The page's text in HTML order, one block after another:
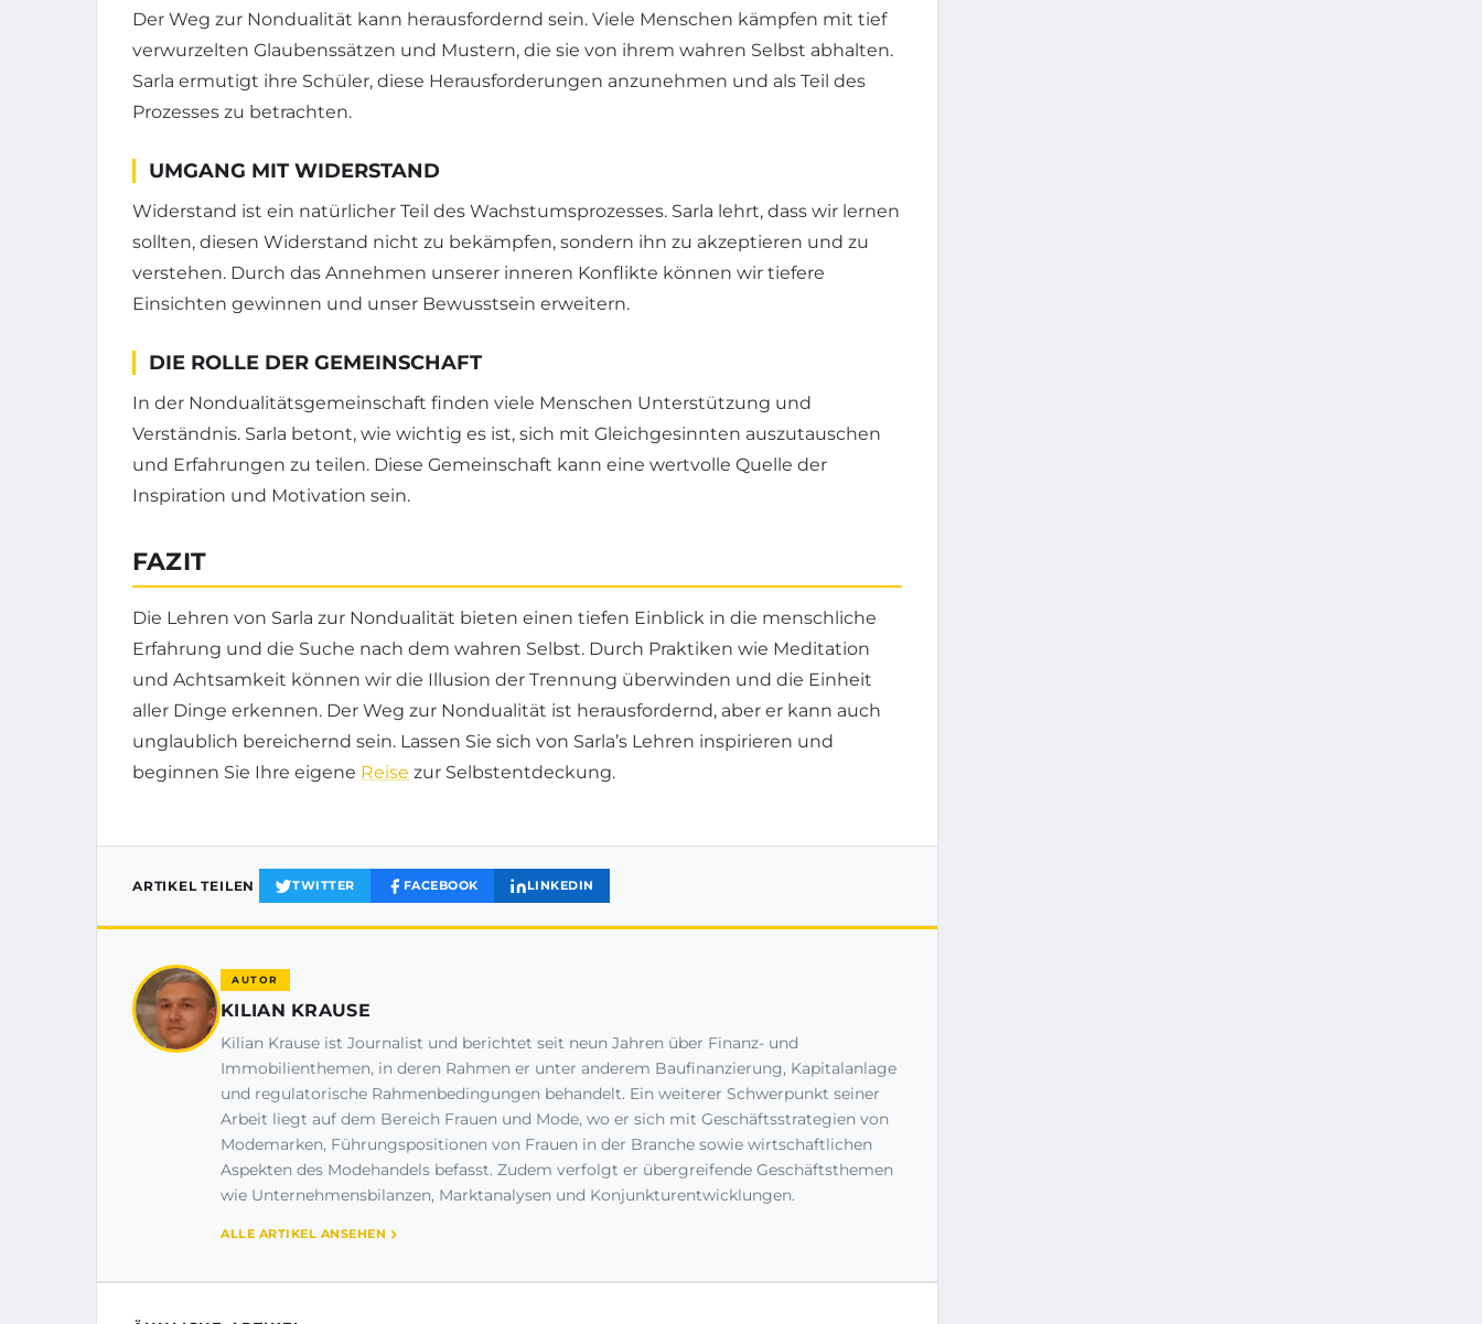
Der Weg zur Nondualität kann herausfordernd sein. Viele Menschen kämpfen mit tief
verwurzelten Glaubenssätzen und Mustern, die sie von ihrem wahren Selbst abhalten.
Sarla ermutigt ihre Schüler, diese Herausforderungen anzunehmen und als Teil des
Prozesses zu betrachten.
UMGANG MIT WIDERSTAND
Widerstand ist ein natürlicher Teil des Wachstumsprozesses. Sarla lehrt, dass wir lernen
sollten, diesen Widerstand nicht zu bekämpfen, sondern ihn zu akzeptieren und zu
verstehen. Durch das Annehmen unserer inneren Konflikte können wir tiefere
Einsichten gewinnen und unser Bewusstsein erweitern.
DIE ROLLE DER GEMEINSCHAFT
In der Nondualitätsgemeinschaft finden viele Menschen Unterstützung und
Verständnis. Sarla betont, wie wichtig es ist, sich mit Gleichgesinnten auszutauschen
und Erfahrungen zu teilen. Diese Gemeinschaft kann eine wertvolle Quelle der
Inspiration und Motivation sein.
FAZIT
Die Lehren von Sarla zur Nondualität bieten einen tiefen Einblick in die menschliche
Erfahrung und die Suche nach dem wahren Selbst. Durch Praktiken wie Meditation
und Achtsamkeit können wir die Illusion der Trennung überwinden und die Einheit
aller Dinge erkennen. Der Weg zur Nondualität ist herausfordernd, aber er kann auch
unglaublich bereichernd sein. Lassen Sie sich von Sarla’s Lehren inspirieren und
beginnen Sie Ihre eigene Reise zur Selbstentdeckung.
ARTIKEL TEILEN TWITTER FACEBOOK LINKEDIN
AUTOR
KILIAN KRAUSE
Kilian Krause ist Journalist und berichtet seit neun Jahren über Finanz- und
Immobilienthemen, in deren Rahmen er unter anderem Baufinanzierung, Kapitalanlage
und regulatorische Rahmenbedingungen behandelt. Ein weiterer Schwerpunkt seiner
Arbeit liegt auf dem Bereich Frauen und Mode, wo er sich mit Geschäftsstrategien von
Modemarken, Führungspositionen von Frauen in der Branche sowie wirtschaftlichen
Aspekten des Modehandels befasst. Zudem verfolgt er übergreifende Geschäftsthemen
wie Unternehmensbilanzen, Marktanalysen und Konjunkturentwicklungen.
ALLE ARTIKEL ANSEHEN